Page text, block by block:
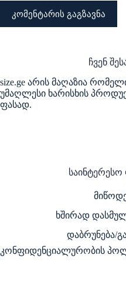
კომენტარის გაგზავნა
ჩვენ
size.ge არის მაღაზია
უმაღლესი ხარისხის
ფასად.
საინტერესო
ხშირად
დაბრუნება/
კონფიდენციალურობის